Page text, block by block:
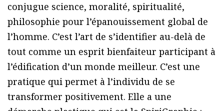
conjugue science, moralité, spiritualité,
philosophie pour l’épanouissement global de
l’homme. C’est l’art de s’identifier au-delà de
tout comme un esprit bienfaiteur participant à
l’édification d’un monde meilleur. C’est une
pratique qui permet à l’individu de se
transformer positivement. Elle a une